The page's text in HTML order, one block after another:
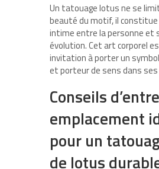
Un tatouage lotus ne se
beauté du motif, il constitue
intime entre la personne et
évolution. Cet art corporel
invitation à porter un
et porteur de sens dans ses
Conseils
emplacement
pour un
de lotus